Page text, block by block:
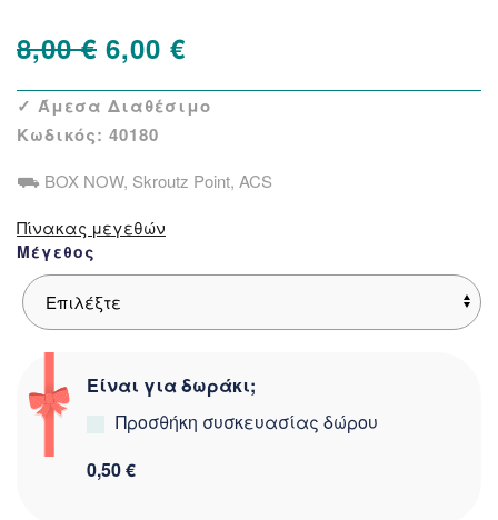
8,00€ Original
price
was:
6,00 €
τρέχουσα
τιμή
6,00 €.
✓ Άμεσα Διαθέσιμο
Κωδικός: 40180
⛟ BOX NOW, Skroutz Point, ACS
Πίνακας μεγεθών
Μέγεθος
Είναι για δωράκι;
Προσθήκη συσκευασίας δώρου
0,50 €